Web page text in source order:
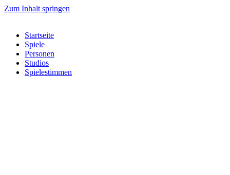
Zum Inhalt springen
Startseite
Spiele
Personen
Studios
Spielestimmen